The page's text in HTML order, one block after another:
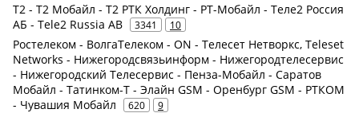
Т2 - Т2 Мобайл - Т2 РТК Холдинг - РТ-Мобайл - Теле2 Россия
АБ - Tele2 Russia AB
3341 10
Ростелеком - ВолгаТелеком - ON - Телесет Нетворкс, Teleset
Networks - Нижегородсвязьинформ - Нижегородтелесервис
- Нижегородский Телесервис - Пенза-Мобайл - Саратов
Мобайл - Татинком-Т - Элайн GSM - Оренбург GSM - РТКОМ
- Чувашия Мобайл
620 9